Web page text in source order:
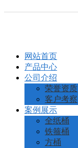
网站首页
产品中心
公司介绍
荣誉资质
客户考察
案例展示
全纸桶
铁箍桶
方桶